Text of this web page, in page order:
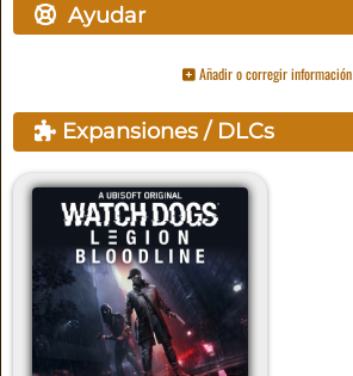
Ayudar
Añadir o corregir información
Expansiones / DLCs